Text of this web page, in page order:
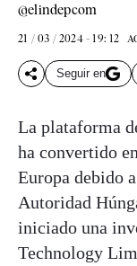
@elindepcom
21 / 03 / 2024 - 19: 12
Seguir en
La plataforma
ha convertido
Europa debido
Autoridad
iniciado una
Technology